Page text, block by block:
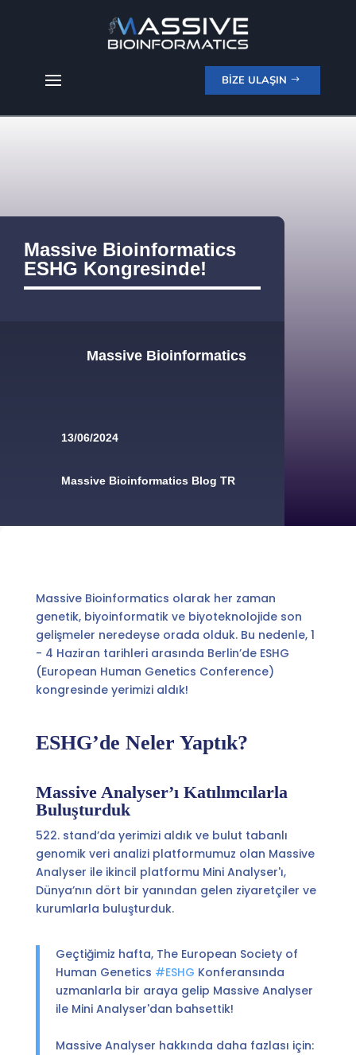
BİZE ULAŞIN
Massive Bioinformatics
ESHG Kongresinde!
Massive Bioinformatics
13/06/2024
Massive Bioinformatics Blog TR
Massive Bioinformatics olarak her zaman
genetik, biyoinformatik ve biyoteknolojide son
gelişmeler neredeyse orada olduk. Bu nedenle, 1
- 4 Haziran tarihleri arasında Berlin’de ESHG
(European Human Genetics Conference)
kongresinde yerimizi aldık!
ESHG’de Neler Yaptık?
Massive Analyser’ı Katılımcılarla
Buluşturduk
522. stand’da yerimizi aldık ve bulut tabanlı
genomik veri analizi platformumuz olan Massive
Analyser ile ikincil platformu Mini Analyser'ı,
Dünya’nın dört bir yanından gelen ziyaretçiler ve
kurumlarla buluşturduk.
Geçtiğimiz hafta, The European Society of
Human Genetics #ESHG Konferansında
uzmanlarla bir araya gelip Massive Analyser
ile Mini Analyser'dan bahsettik!
Massive Analyser hakkında daha fazlası için: